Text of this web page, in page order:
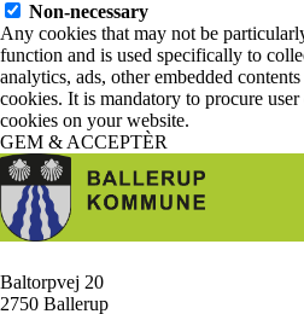
Non-necessary
Any cookies that may not be
function and is used specifically to
analytics, ads, other embedded
cookies. It is mandatory to procure
cookies on your website.
GEM & ACCEPTÈR
Baltorpvej 20
2750 Ballerup